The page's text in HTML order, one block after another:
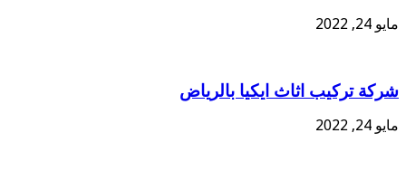
مايو 24, 2022
شركة تركيب اثاث ايكيا بالرياض
مايو 24, 2022